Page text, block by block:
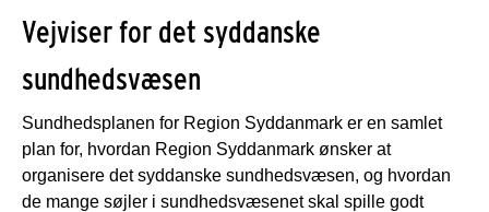
Vejviser for det syddanske
sundhedsvæsen
Sundhedsplanen for Region Syddanmark er en samlet
plan for, hvordan Region Syddanmark ønsker at
organisere det syddanske sundhedsvæsen, og hvordan
de mange søjler i sundhedsvæsenet skal spille godt